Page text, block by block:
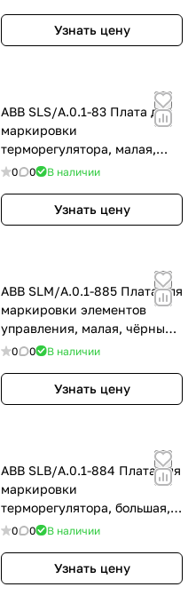
Узнать цену
ABB SLS/A.0.1-83 Плата для
маркировки
терморегулятора, малая,
серебристый алюминий
0 0 В наличии
Узнать цену
ABB SLM/A.0.1-885 Плата для
маркировки элементов
управления, малая, чёрный
бархат
0 0 В наличии
Узнать цену
ABB SLB/A.0.1-884 Плата для
маркировки
терморегулятора, большая,
белый бархат
0 0 В наличии
Узнать цену